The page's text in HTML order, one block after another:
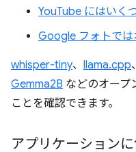
YouTube にはいく
Google フォトでは
whisper-tiny、 llama.cpp、
Gemma2B などのオープ
ことを確認できます。
アプリケーション